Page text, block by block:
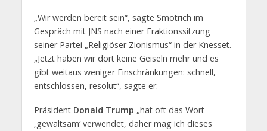
„Wir werden bereit sein“, sagte Smotrich im
Gespräch mit JNS nach einer Fraktionssitzung
seiner Partei „Religiöser Zionismus“ in der Knesset.
„Jetzt haben wir dort keine Geiseln mehr und es
gibt weitaus weniger Einschränkungen: schnell,
entschlossen, resolut“, sagte er.
Präsident Donald Trump „hat oft das Wort
‚gewaltsam‘ verwendet, daher mag ich dieses